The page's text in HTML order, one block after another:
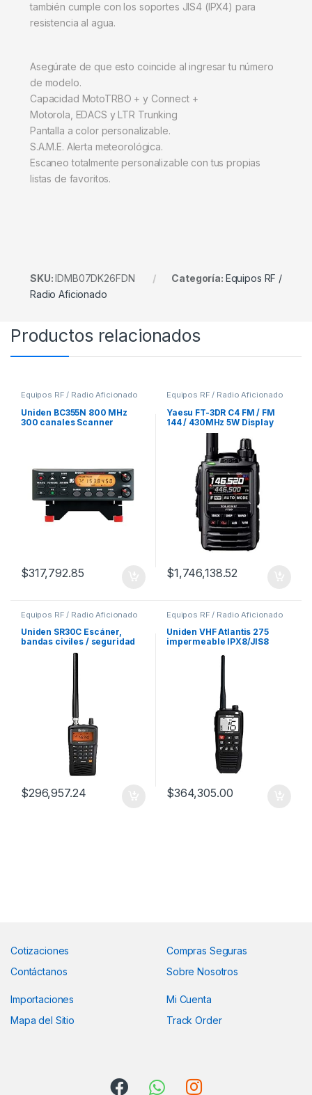
también cumple con los soportes JIS4 (IPX4) para
resistencia al agua.
Asegúrate de que esto coincide al ingresar tu número
de modelo.
Capacidad MotoTRBO + y Connect +
Motorola, EDACS y LTR Trunking
Pantalla a color personalizable.
S.A.M.E. Alerta meteorológica.
Escaneo totalmente personalizable con tus propias
listas de favoritos.
SKU:IDMB07DK26FDN Categoría: Equipos RF /
Radio Aficionado
Productos relacionados
Equipos RF / Radio Aficionado
Uniden BC355N 800 MHz
300 canales Scanner
$317,792.85
Equipos RF / Radio Aficionado
Yaesu FT-3DR C4 FM / FM
144 / 430MHz 5W Display
$1,746,138.52
Equipos RF / Radio Aficionado
Uniden SR30C Escáner,
bandas civiles / seguridad
$296,957.24
Equipos RF / Radio Aficionado
Uniden VHF Atlantis 275
impermeable IPX8/JIS8
$364,305.00
Cotizaciones
Contáctanos
Compras Seguras
Sobre Nosotros
Importaciones
Mapa del Sitio
Mi Cuenta
Track Order